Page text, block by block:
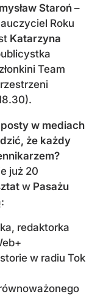
Staroń–
Roku
Katarzyna
Team
w mediach
że każdy
już 20
w Pasażu
redaktorka
w radiu Tok